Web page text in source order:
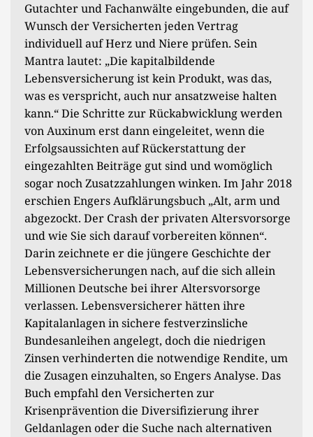
Gutachter und Fachanwälte eingebunden, die auf
Wunsch der Versicherten jeden Vertrag
individuell auf Herz und Niere prüfen. Sein
Mantra lautet: „Die kapitalbildende
Lebensversicherung ist kein Produkt, was das,
was es verspricht, auch nur ansatzweise halten
kann.“ Die Schritte zur Rückabwicklung werden
von Auxinum erst dann eingeleitet, wenn die
Erfolgsaussichten auf Rückerstattung der
eingezahlten Beiträge gut sind und womöglich
sogar noch Zusatzzahlungen winken. Im Jahr 2018
erschien Engers Aufklärungsbuch „Alt, arm und
abgezockt. Der Crash der privaten Altersvorsorge
und wie Sie sich darauf vorbereiten können“.
Darin zeichnete er die jüngere Geschichte der
Lebensversicherungen nach, auf die sich allein
Millionen Deutsche bei ihrer Altersvorsorge
verlassen. Lebensversicherer hätten ihre
Kapitalanlagen in sichere festverzinsliche
Bundesanleihen angelegt, doch die niedrigen
Zinsen verhinderten die notwendige Rendite, um
die Zusagen einzuhalten, so Engers Analyse. Das
Buch empfahl den Versicherten zur
Krisenprävention die Diversifizierung ihrer
Geldanlagen oder die Suche nach alternativen